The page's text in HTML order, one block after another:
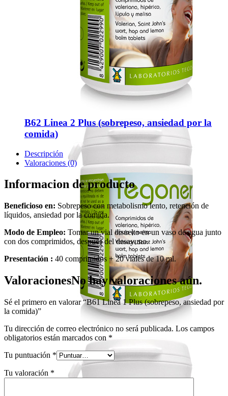
B62 Linea 2 Plus (sobrepeso, ansiedad por la
comida)
Descripción
Valoraciones (0)
Informacion de producto
Beneficioso en: Sobrepeso con metabolismo lento, retención de
líquidos, ansiedad por la comida.
Modo de Empleo: Tomar un vial disuelto en un vaso de agua junto
con dos comprimidos, despues del desayuno.
Presentación : 40 comprimidos + 20 viales de 10 ml.
ValoracionesNo hay valoraciones aún.
Sé el primero en valorar “B61 Linea 1 Plus (sobrepeso, ansiedad por
la comida)”
Tu dirección de correo electrónico no será publicada. Los campos
obligatorios están marcados con *
Tu puntuación *
Tu valoración *